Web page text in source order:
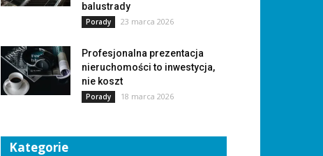
balustrady
Porady 23 marca 2026
Profesjonalna prezentacja
nieruchomości to inwestycja,
nie koszt
Porady 18 marca 2026
Kategorie